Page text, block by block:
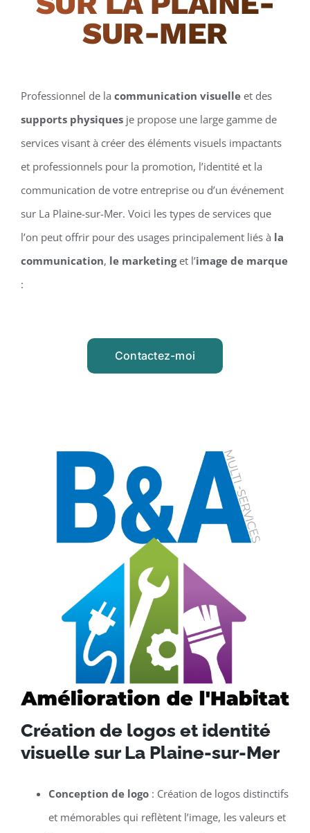
SUR-MER
Professionnel de la communication visuelleet des
supports physiquesje propose une large gamme de
services visant à créer des éléments visuels impactants
et professionnels pour la promotion, l’identité et la
communication de votre entreprise ou d’un événement
sur La Plaine-sur-Mer. Voici les types de services que
l’on peut offrir pour des usages principalement liés à la
communication, le marketinget l’image de marque
:
Contactez-moi
Création de logos et identité
visuelle sur La Plaine-sur-Mer
Conception de logo: Création de logos distinctifs
et mémorables qui reflètent l’image, les valeurs et